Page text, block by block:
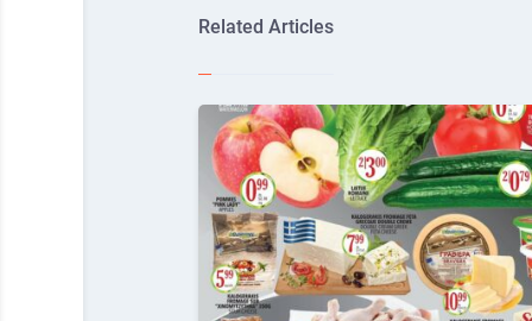
Related Articles